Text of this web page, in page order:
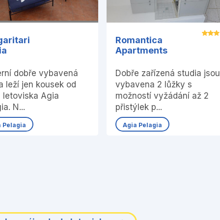
dobře vybavená
leží jen kousek od
letoviska Agia
N...
Pelagia
Romantica
Apartments
Dobře zařízená studia jsou
vybavena 2 lůžky s
možností vyžádání až 2
přistýlek p...
Agia Pelagia